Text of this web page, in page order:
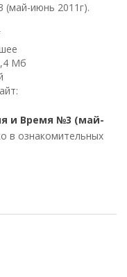
июнь 2011г).
Мб
и Время №3 (май-
в ознакомительных